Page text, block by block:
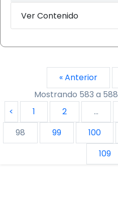
Ver Contenido
« Anterior
Mostrando 583 a 588
<
1 2 ...
98
99 100
109